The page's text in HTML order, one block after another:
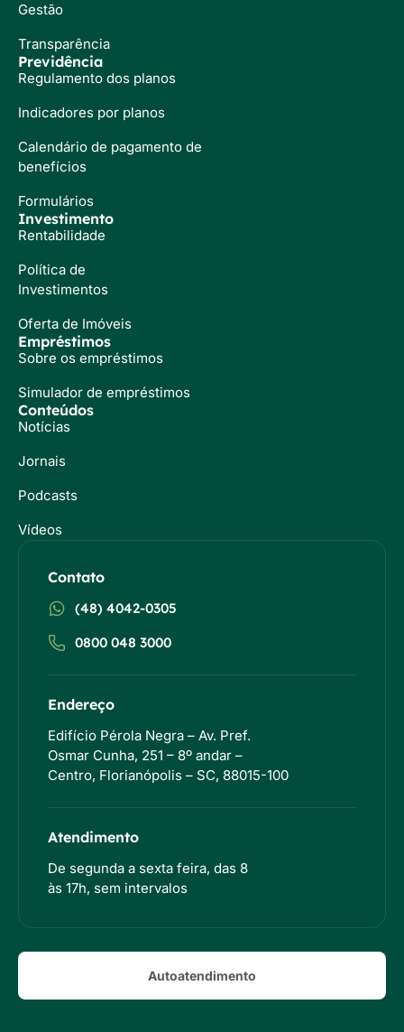
Gestão
Transparência
Previdência
Regulamento dos planos
Indicadores por planos
Calendário de pagamento de
benefícios
Formulários
Investimento
Rentabilidade
Política de
Investimentos
Oferta de Imóveis
Empréstimos
Sobre os empréstimos
Simulador de empréstimos
Conteúdos
Notícias
Jornais
Podcasts
Vídeos
Contato
(48) 4042-0305
0800 048 3000
Endereço
Edifício Pérola Negra – Av. Pref.
Osmar Cunha, 251 – 8º andar –
Centro, Florianópolis – SC, 88015-100
Atendimento
De segunda a sexta feira, das 8
às 17h, sem intervalos
Autoatendimento